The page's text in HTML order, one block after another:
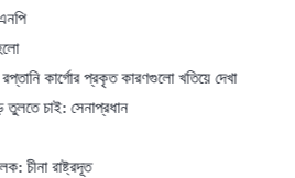
প্রকৃত কারণগুলো খতিয়ে দেখা
সেনাপ্রধান